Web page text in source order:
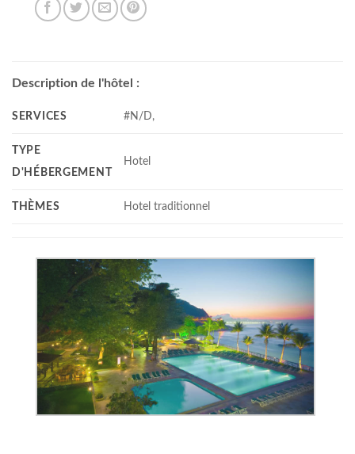
Description de l'hôtel :
SERVICES #N/D,
TYPE
D'HÉBERGEMENT
Hotel
THÈMES Hotel traditionnel